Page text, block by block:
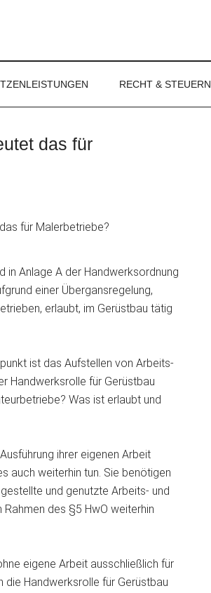
RECHT & STEUERN
das für
in Anlage A der Handwerksordnung
einer Übergansregelung,
erlaubt, im Gerüstbau tätig
ist das Aufstellen von Arbeits-
Handwerksrolle für Gerüstbau
Was ist erlaubt und
ihrer eigenen Arbeit
auch weiterhin tun. Sie benötigen
und genutzte Arbeits- und
des §5 HwO weiterhin
eigene Arbeit ausschließlich für
die Handwerksrolle für Gerüstbau